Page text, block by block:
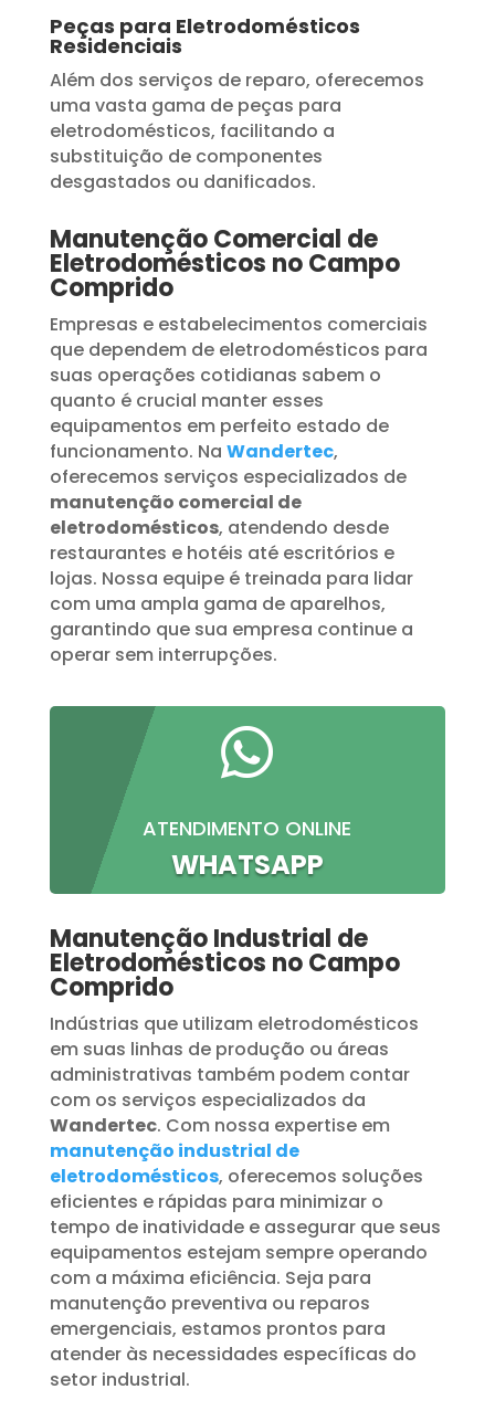
Peças para Eletrodomésticos
Residenciais
Além dos serviços de reparo, oferecemos
uma vasta gama de peças para
eletrodomésticos, facilitando a
substituição de componentes
desgastados ou danificados.
Manutenção Comercial de
Eletrodomésticos no Campo
Comprido
Empresas e estabelecimentos comerciais
que dependem de eletrodomésticos para
suas operações cotidianas sabem o
quanto é crucial manter esses
equipamentos em perfeito estado de
funcionamento. Na Wandertec,
oferecemos serviços especializados de
manutenção comercial de
eletrodomésticos, atendendo desde
restaurantes e hotéis até escritórios e
lojas. Nossa equipe é treinada para lidar
com uma ampla gama de aparelhos,
garantindo que sua empresa continue a
operar sem interrupções.

ATENDIMENTO ONLINE
WHATSAPP
Manutenção Industrial de
Eletrodomésticos no Campo
Comprido
Indústrias que utilizam eletrodomésticos
em suas linhas de produção ou áreas
administrativas também podem contar
com os serviços especializados da
Wandertec. Com nossa expertise em
manutenção industrial de
eletrodomésticos, oferecemos soluções
eficientes e rápidas para minimizar o
tempo de inatividade e assegurar que seus
equipamentos estejam sempre operando
com a máxima eficiência. Seja para
manutenção preventiva ou reparos
emergenciais, estamos prontos para
atender às necessidades específicas do
setor industrial.